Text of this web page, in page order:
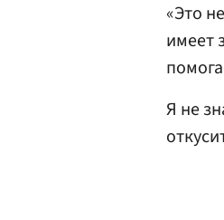
«Это
имеет
Я не